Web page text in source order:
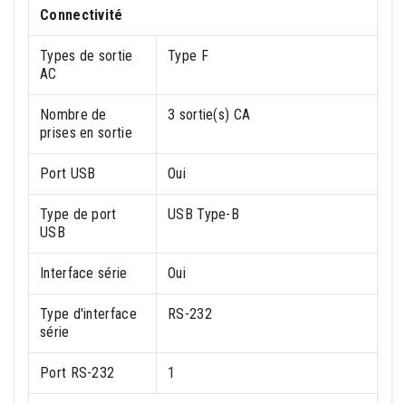
Connectivité
Types de sortie
AC
Type F
Nombre de
prises en sortie
3 sortie(s) CA
Port USB Oui
Type de port
USB
USB Type-B
Interface série Oui
Type d'interface
série
RS-232
Port RS-232 1